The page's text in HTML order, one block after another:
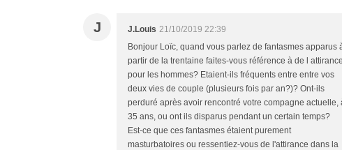
J J.Louis 21/10/2019 22:39
Bonjour Loïc, quand vous parlez de fantasmes apparus
partir de la trentaine faites-vous référence à de l
pour les hommes? Etaient-ils fréquents entre entre vos
deux vies de couple (plusieurs fois par an?)? Ont-ils
perduré après avoir rencontré votre compagne actuelle,
35 ans, ou ont ils disparus pendant un certain temps?
Est-ce que ces fantasmes étaient purement
masturbatoires ou ressentiez-vous de l'attirance dans la